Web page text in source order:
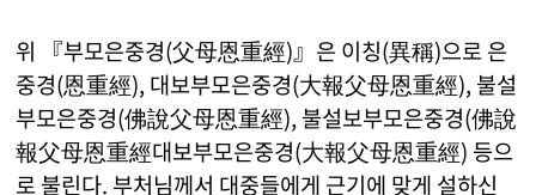
위 『부모은중경(父母恩重經)』은 이칭(異稱)으로 은
중경(恩重經), 대보부모은중경(大報父母恩重經), 불설
부모은중경(佛說父母恩重經), 불설보부모은중경(佛說
報父母恩重經대보부모은중경(大報父母恩重經) 등으
로 불린다. 부처님께서 대중들에게 근기에 맞게 설하신